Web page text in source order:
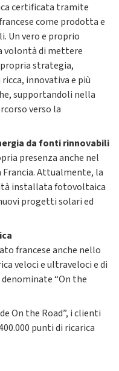
certificata tramite
come prodotta e
Un vero e proprio
volontà di mettere
strategia,
innovativa e più
supportandoli nella
verso la
da fonti rinnovabili
presenza anche nel
Attualmente, la
installata fotovoltaica
progetti solari ed
francese anche nello
veloci e ultraveloci e di
“On the
On the Road”, i clienti
punti di ricarica